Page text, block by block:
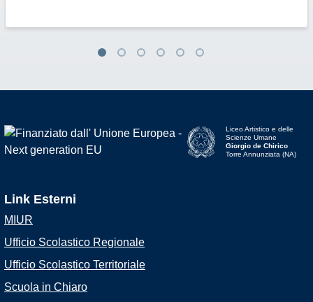
Liceo Artistico e delle
Scienze Umane
Giorgio de Chirico
Torre Annunziata (NA)
Link Esterni
MIUR
Ufficio Scolastico Regionale
Ufficio Scolastico Territoriale
Scuola in Chiaro